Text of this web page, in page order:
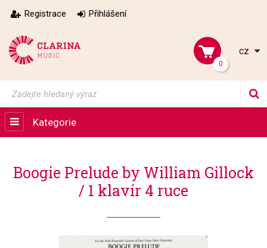
Registrace Přihlášení
0
cz
Kategorie
Boogie Prelude by William Gillock
/ 1 klavír 4 ruce